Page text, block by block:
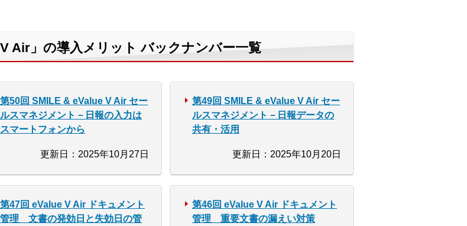
Air」の導入メリット バックナンバー一覧
第50回 SMILE & eValue V Air セー
ルスマネジメント－日報の入力は
スマートフォンから
更新日：2025年10月27日
第49回 SMILE & eValue V Air セー
ルスマネジメント－日報データの
共有・活用
更新日：2025年10月20日
第47回 eValue V Air ドキュメント
管理 文書の発効日と失効日の管
第46回 eValue V Air ドキュメント
管理 重要文書の漏えい対策